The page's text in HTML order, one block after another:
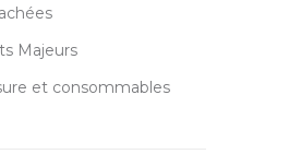
Majeurs
et consommables